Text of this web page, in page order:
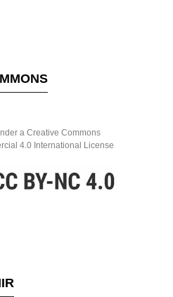
a Creative Commons
4.0 International License